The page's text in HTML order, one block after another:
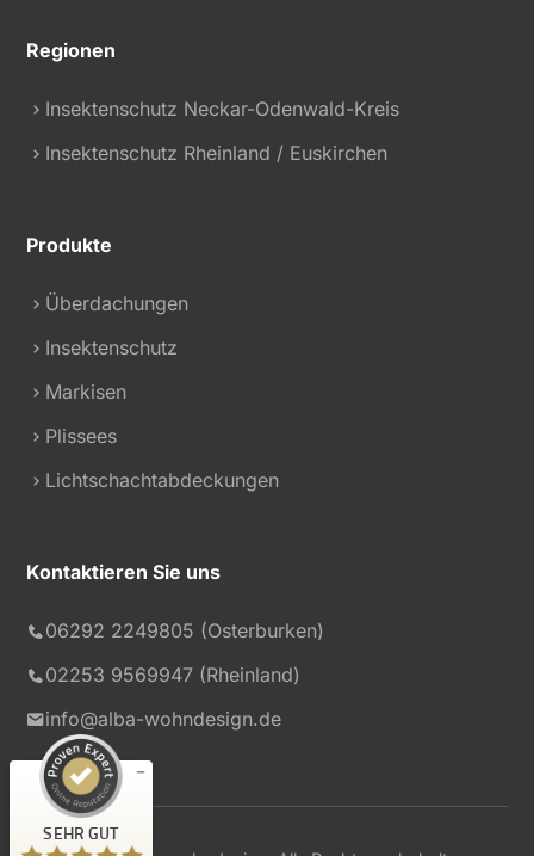
Regionen
Insektenschutz Neckar-Odenwald-Kreis
Insektenschutz Rheinland / Euskirchen
Produkte
Überdachungen
Insektenschutz
Markisen
Plissees
Lichtschachtabdeckungen
Kontaktieren Sie uns
06292 2249805 (Osterburken)
02253 9569947 (Rheinland)
info@alba-wohndesign.de
SEHR GUT
alba wohndesign GmbH
99
%
Empfehlungen auf
ProvenExpert.com
SEHR GUT
4,90
/
5,00
220
Bewertungen von
anderen Quellen